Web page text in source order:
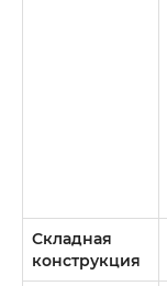
Складная
конструкция